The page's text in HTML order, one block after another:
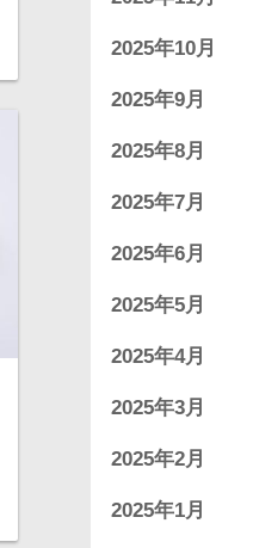
2025年10月
2025年9月
2025年8月
2025年7月
2025年6月
2025年5月
2025年4月
2025年3月
2025年2月
2025年1月